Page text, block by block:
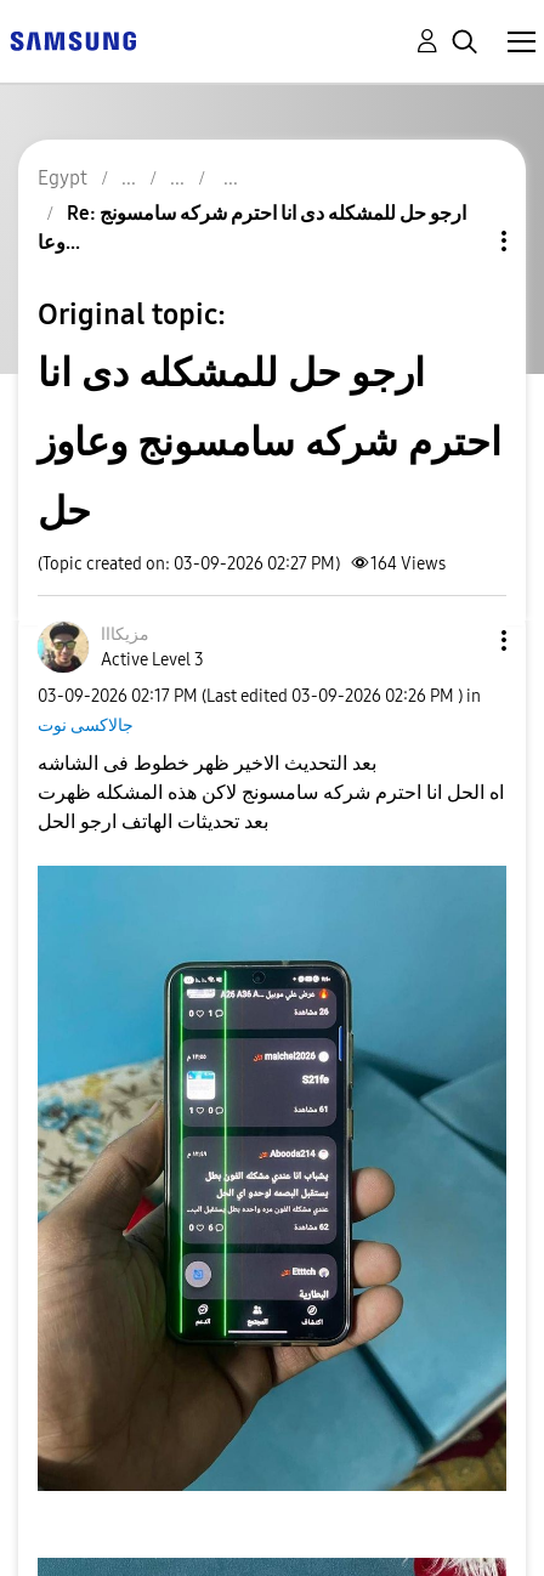
Egypt
Re: ارجو حل للمشكله دى انا احترم شركه سامسونج
وعا...
Original topic:
ارجو حل للمشكله دى انا
احترم شركه سامسونج وعاوز
حل
(Topic created on: 03-09-2026 02:27 PM) 164Views
مزيكااا
Active Level 3
‎03-09-2026 02:17 PM (Last edited ‎03-09-2026 02:26 PM ) in
جالاكسى نوت
اه الحل انا احترم شركه سامسونج لاكن هذه المشكله ظهرت